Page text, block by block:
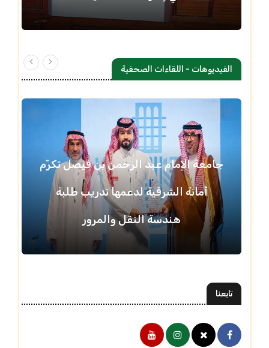
الفيديوهات - اللقاءات الصحفية
جامعة الإمام عبد الرحمن بن فيصل تكرّم
أمانة الشرقية لدعمها تدريب طلبة
هندسة النقل والمرور
تابعنا